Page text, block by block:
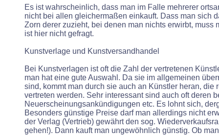
Es ist wahrscheinlich, dass man im Falle mehrerer
nicht bei allen gleichermaßen einkauft. Dass man sich
Zorn derer zuzieht, bei denen man nichts erwirbt, muss
ist hier nicht gefragt.
Kunstverlage und Kunstversandhandel
Bei Kunstverlagen ist oft die Zahl der vertretenen
man hat eine gute Auswahl. Da sie im allgemeinen
sind, kommt man durch sie auch an Künstler heran, die
vertreten werden. Sehr interessant sind auch oft deren
Neuerscheinungsankündigungen etc. Es lohnt sich,
Besonders günstige Preise darf man allerdings nicht
der Verlag (Vertrieb) gewährt den sog.
gehen!). Dann kauft man ungewöhnlich günstig. Ob